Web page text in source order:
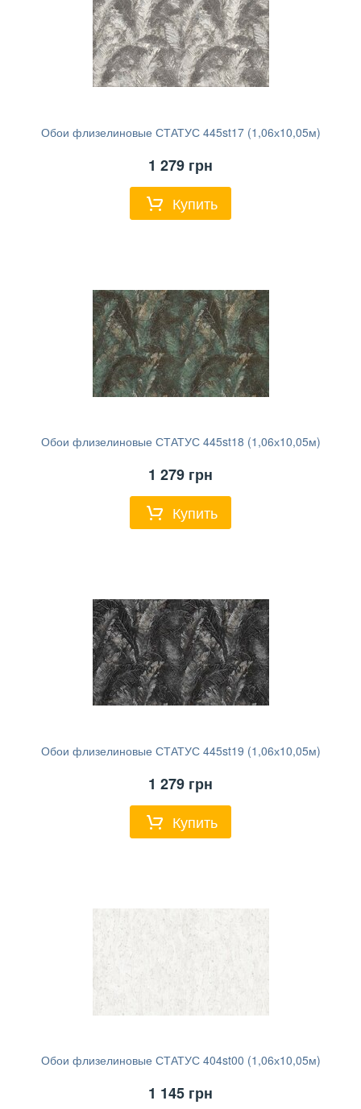
Обои флизелиновые СТАТУС 445st17 (1,06х10,05м)
1 279 грн
Купить
Обои флизелиновые СТАТУС 445st18 (1,06х10,05м)
1 279 грн
Купить
Обои флизелиновые СТАТУС 445st19 (1,06х10,05м)
1 279 грн
Купить
Обои флизелиновые СТАТУС 404st00 (1,06х10,05м)
1 145 грн